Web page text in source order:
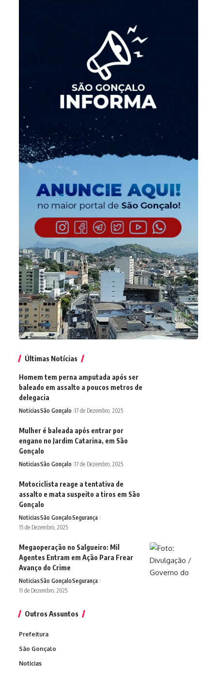
Últimas Notícias
Homem tem perna amputada após ser
baleado em assalto a poucos metros de
delegacia
NoticiasSão Gonçalo 17 de Dezembro, 2025
Mulher é baleada após entrar por
engano no Jardim Catarina, em São
Gonçalo
NoticiasSão Gonçalo 17 de Dezembro, 2025
Motociclista reage a tentativa de
assalto e mata suspeito a tiros em São
Gonçalo
NoticiasSão GonçaloSegurança
15 de Dezembro, 2025
Megaoperação no Salgueiro: Mil
Agentes Entram em Ação Para Frear
Avanço do Crime
NoticiasSão GonçaloSegurança
11 de Dezembro, 2025
Outros Assuntos
Prefeitura
São Gonçalo
Noticias